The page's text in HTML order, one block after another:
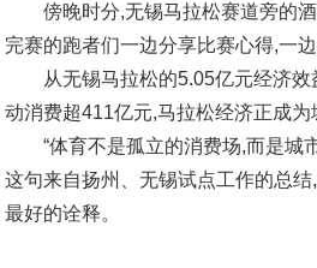
傍晚时分,无锡马拉松赛道旁的
完赛的跑者们一边分享比赛心得,一
从无锡马拉松的5.05亿元经济
动消费超411亿元,马拉松经济正成为
“体育不是孤立的消费场,而是城
这句来自扬州、无锡试点工作的总
最好的诠释。